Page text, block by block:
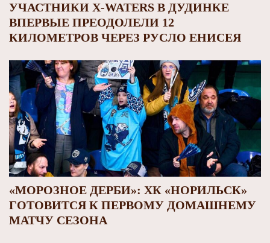
УЧАСТНИКИ X-WATERS В ДУДИНКЕ
ВПЕРВЫЕ ПРЕОДОЛЕЛИ 12
КИЛОМЕТРОВ ЧЕРЕЗ РУСЛО ЕНИСЕЯ
«МОРОЗНОЕ ДЕРБИ»: ХК «НОРИЛЬСК»
ГОТОВИТСЯ К ПЕРВОМУ ДОМАШНЕМУ
МАТЧУ СЕЗОНА